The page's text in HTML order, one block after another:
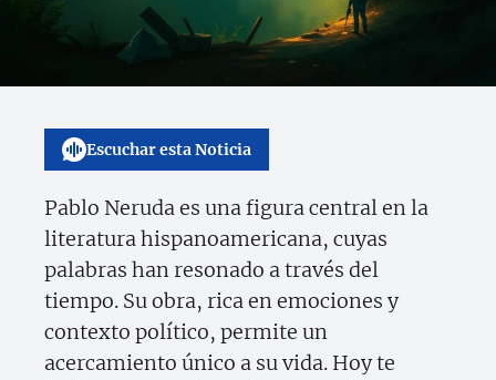
Escuchar esta Noticia
Pablo Neruda es una figura central en la
literatura hispanoamericana, cuyas
palabras han resonado a través del
tiempo. Su obra, rica en emociones y
contexto político, permite un
acercamiento único a su vida. Hoy te